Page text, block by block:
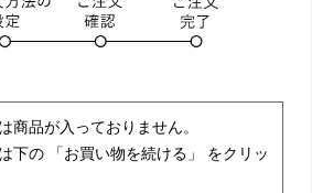
商品が入っておりません。
下の 「お買い物を続ける」 をクリッ